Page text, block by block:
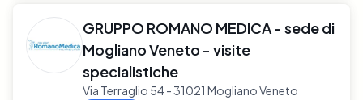
GRUPPO ROMANO MEDICA - sede di
Mogliano Veneto - visite
specialistiche
Via Terraglio 54 - 31021 Mogliano Veneto